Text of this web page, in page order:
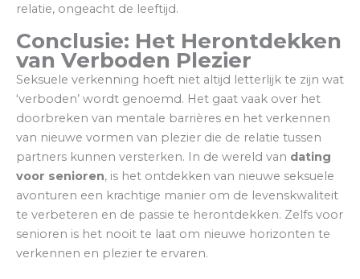
relatie, ongeacht de leeftijd.
Conclusie: Het Herontdekken
van Verboden Plezier
Seksuele verkenning hoeft niet altijd letterlijk te zijn wat
‘verboden’ wordt genoemd. Het gaat vaak over het
doorbreken van mentale barrières en het verkennen
van nieuwe vormen van plezier die de relatie tussen
partners kunnen versterken. In de wereld van dating
voor senioren, is het ontdekken van nieuwe seksuele
avonturen een krachtige manier om de levenskwaliteit
te verbeteren en de passie te herontdekken. Zelfs voor
senioren is het nooit te laat om nieuwe horizonten te
verkennen en plezier te ervaren.